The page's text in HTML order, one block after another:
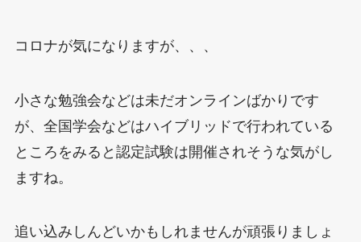
コロナが気になりますが、、、
小さな勉強会などは未だオンラインばかりです
が、全国学会などはハイブリッドで行われている
ところをみると認定試験は開催されそうな気がし
ますね。
追い込みしんどいかもしれませんが頑張りましょ